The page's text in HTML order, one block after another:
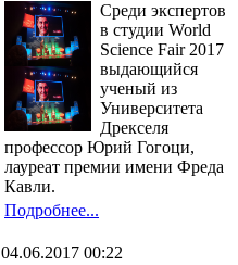
Среди экспертов
в студии World
Science Fair 2017
выдающийся
ученый из
Университета
Дрекселя
профессор Юрий Гогоци,
лауреат премии имени Фреда
Кавли.
Подробнее...
04.06.2017 00:22